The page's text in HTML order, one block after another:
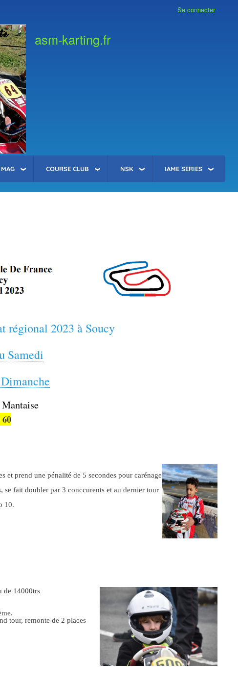
Se connecter
asm-karting.fr
COURSE CLUB NSK IAME SERIES
régional 2023 à Soucy
Samedi
et prend une pénalité de 5 secondes pour carénage
se fait doubler par 3 conccurents et au dernier tour
10.
de 14000trs
tour, remonte de 2 places